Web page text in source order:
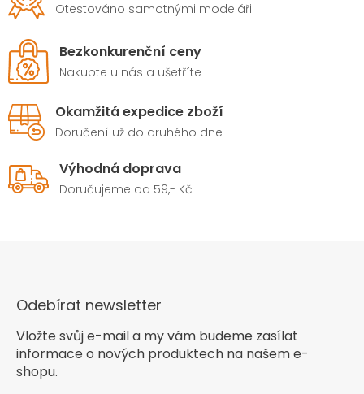
Otestováno samotnými modeláři
Bezkonkurenční ceny
Nakupte u nás a ušetříte
Okamžitá expedice zboží
Doručení už do druhého dne
Výhodná doprava
Doručujeme od 59,- Kč
Odebírat newsletter
Vložte svůj e-mail a my vám budeme zasílat
informace o nových produktech na našem e-
shopu.